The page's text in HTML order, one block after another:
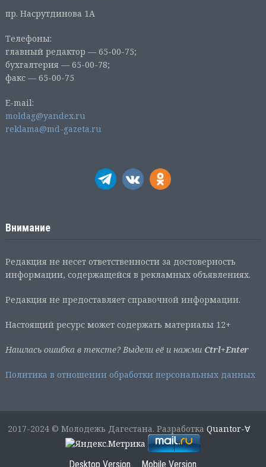
пр. Насрутдинова 1А
Телефоны:
главный редактор — 65-00-75;
бухгалтерия — 65-00-78;
факс — 65-00-75
E-mail:
moldag@yandex.ru
reklama@md-gazeta.ru
Внимание
Редакция не несет ответственности за достоверность
информации, содержащейся в рекламных объявлениях.
Редакция не предоставляет справочной информации.
Настоящий ресурс может содержать материалы 12+
Нашлась ошибка в тексте? Выдели её и нажми Ctrl+Enter
Политика в отношении обработки персональных данных
2017-2024 © Молодежь Дагестана. РазработкаQuantor-∀
Desktop Version Mobile Version